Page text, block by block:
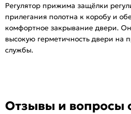
Регулятор прижима защёлки
прилегания полотна к коробу и
комфортное закрывание двери. Он
высокую герметичность двери на
службы.
Отзывы и вопросы